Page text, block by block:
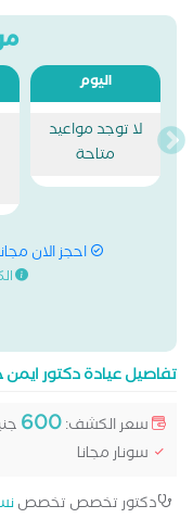
اليوم
لا توجد مواعيد
متاحة
احجز الان
تفاصيل عيادة دكتور
سعر الكشف:600
سونار مجانا
دكتور تخصص تخصص